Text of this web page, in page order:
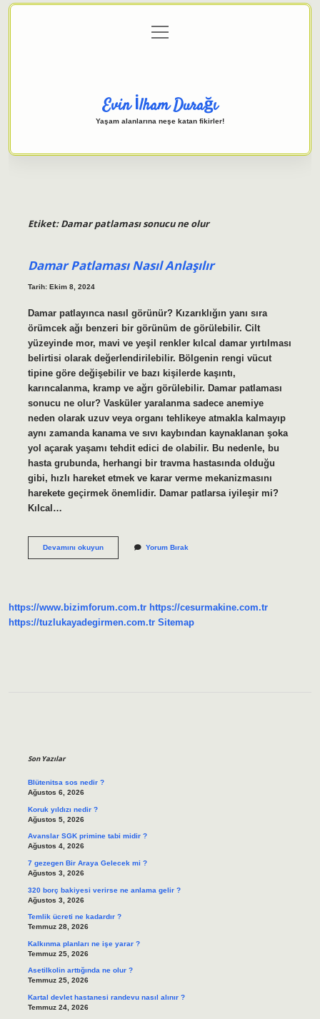
Gizlilik Politikası
menüyü
aç
Evin İlham Durağı
Yaşam alanlarına neşe katan fikirler!
Etiket:Damar patlaması sonucu ne olur
Damar Patlaması Nasıl Anlaşılır
Tarih: Ekim 8, 2024
Damar patlayınca nasıl görünür? Kızarıklığın yanı sıra
örümcek ağı benzeri bir görünüm de görülebilir. Cilt
yüzeyinde mor, mavi ve yeşil renkler kılcal damar yırtılması
belirtisi olarak değerlendirilebilir. Bölgenin rengi vücut
tipine göre değişebilir ve bazı kişilerde kaşıntı,
karıncalanma, kramp ve ağrı görülebilir. Damar patlaması
sonucu ne olur? Vasküler yaralanma sadece anemiye
neden olarak uzuv veya organı tehlikeye atmakla kalmayıp
aynı zamanda kanama ve sıvı kaybından kaynaklanan şoka
yol açarak yaşamı tehdit edici de olabilir. Bu nedenle, bu
hasta grubunda, herhangi bir travma hastasında olduğu
gibi, hızlı hareket etmek ve karar verme mekanizmasını
harekete geçirmek önemlidir. Damar patlarsa iyileşir mi?
Kılcal…
Devamını okuyunDamar
Yorum Bırak
https://www.bizimforum.com.tr https://cesurmakine.com.tr
https://tuzlukayadegirmen.com.tr Sitemap
Son Yazılar
Blütenitsa sos nedir ?
Ağustos 6, 2026
Koruk yıldızı nedir ?
Ağustos 5, 2026
Avanslar SGK primine tabi midir ?
Ağustos 4, 2026
7 gezegen Bir Araya Gelecek mi ?
Ağustos 3, 2026
320 borç bakiyesi verirse ne anlama gelir ?
Ağustos 3, 2026
Temlik ücreti ne kadardır ?
Temmuz 28, 2026
Kalkınma planları ne işe yarar ?
Temmuz 25, 2026
Asetilkolin arttığında ne olur ?
Temmuz 25, 2026
Kartal devlet hastanesi randevu nasıl alınır ?
Temmuz 24, 2026